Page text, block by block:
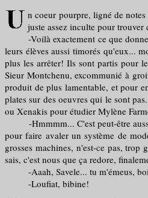
n coeur pourpre, ligné de
juste assez inculte pour
-Voilà exactement ce que donne
leurs élèves aussi timorés qu'eux...
plus les arrêter! Ils sont partis pour
Sieur Montchenu, excommunié à
produit de plus lamentable, et pour
plates sur des oeuvres qui le sont
ou Xenakis pour étudier Mylène
-Hmmmm... C'est peut-être aussi,
pour faire avaler un système de
grosses machines, n'est-ce pas,
sais, c'est nous que ça redore,
-Aaah, Savele... tu m'émeus,
-Loufiat, bibine!